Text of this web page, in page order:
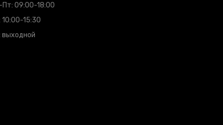
Пт: 09:00-18:00
10:00-15:30
выходной